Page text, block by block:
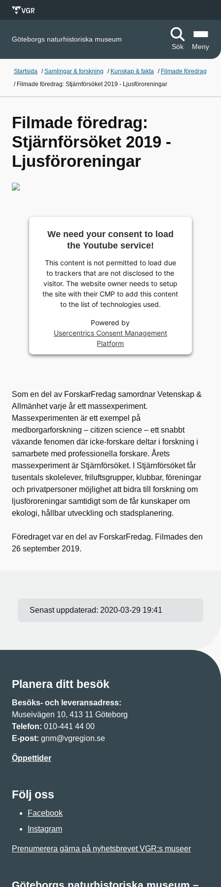
Göteborgs naturhistoriska museum
Sök
Meny
Startsida /Samlingar & forskning / Kunskap & fakta / Filmade föredrag
/ Filmade föredrag: Stjärnförsöket 2019 - Ljusföroreningar
Filmade föredrag:
Stjärnförsöket 2019 -
Ljusföroreningar
We need your consent to load
the Youtube service!
This content is not permitted to load due
to trackers that are not disclosed to the
visitor. The website owner needs to setup
the site with their CMP to add this content
to the list of technologies used.
Powered by
Usercentrics Consent Management
Platform
Som en del av ForskarFredag samordnar Vetenskap &
Allmänhet varje år ett massexperiment.
Massexperimenten är ett exempel på
medborgarforskning – citizen science – ett snabbt
växande fenomen där icke-forskare deltar i forskning i
samarbete med professionella forskare. Årets
massexperiment är Stjärnförsöket. I Stjärnförsöket får
tusentals skolelever, friluftsgrupper, klubbar, föreningar
och privatpersoner möjlighet att bidra till forskning om
ljusföroreningar samtidigt som de får kunskaper om
ekologi, hållbar utveckling och stadsplanering.
Föredraget var en del av ForskarFredag. Filmades den
26 september 2019.
Senast uppdaterad: 2020-03-29 19:41
Planera ditt besök
Besöks- och leveransadress:
Museivägen 10, 413 11 Göteborg
Telefon: 010-441 44 00
E-post: gnm@vgregion.se
Öppettider
Följ oss
Facebook
Instagram
Prenumerera gärna på nyhetsbrevet VGR:s museer